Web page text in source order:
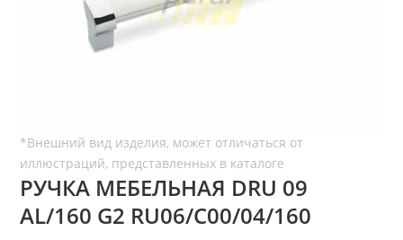
РУЧКА МЕБЕЛЬНАЯ DRU 09
AL/160 G2 RU06/C00/04/160